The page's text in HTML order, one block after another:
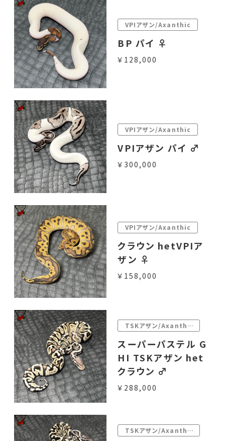
VPIアザン/Axanthic
BP パイ ♀
￥128,000
VPIアザン/Axanthic
VPIアザン パイ ♂
￥300,000
VPIアザン/Axanthic
クラウン hetVPIア
ザン ♀
￥158,000
TSKアザン/Axanthic
スーパーパステル G
HI TSKアザン het
クラウン ♂
￥288,000
TSKアザン/Axanthic